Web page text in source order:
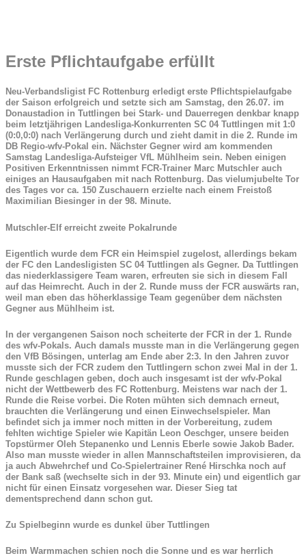
Erste Pflichtaufgabe erfüllt
Neu-Verbandsligist FC Rottenburg erledigt erste Pflichtspielaufgabe
der Saison erfolgreich und setzte sich am Samstag, den 26.07. im
Donaustadion in Tuttlingen bei Stark- und Dauerregen denkbar knapp
beim letztjährigen Landesliga-Konkurrenten SC 04 Tuttlingen mit 1:0
(0:0,0:0) nach Verlängerung durch und zieht damit in die 2. Runde im
DB Regio-wfv-Pokal ein. Nächster Gegner wird am kommenden
Samstag Landesliga-Aufsteiger VfL Mühlheim sein. Neben einigen
Positiven Erkenntnissen nimmt FCR-Trainer Marc Mutschler auch
einiges an Hausaufgaben mit nach Rottenburg. Das vielumjubelte Tor
des Tages vor ca. 150 Zuschauern erzielte nach einem Freistoß
Maximilian Biesinger in der 98. Minute.
Mutschler-Elf erreicht zweite Pokalrunde
Eigentlich wurde dem FCR ein Heimspiel zugelost, allerdings bekam
der FC den Landesligisten SC 04 Tuttlingen als Gegner. Da Tuttlingen
das niederklassigere Team waren, erfreuten sie sich in diesem Fall
auf das Heimrecht. Auch in der 2. Runde muss der FCR auswärts ran,
weil man eben das höherklassige Team gegenüber dem nächsten
Gegner aus Mühlheim ist.
In der vergangenen Saison noch scheiterte der FCR in der 1. Runde
des wfv-Pokals. Auch damals musste man in die Verlängerung gegen
den VfB Bösingen, unterlag am Ende aber 2:3. In den Jahren zuvor
musste sich der FCR zudem den Tuttlingern schon zwei Mal in der 1.
Runde geschlagen geben, doch auch insgesamt ist der wfv-Pokal
nicht der Wettbewerb des FC Rottenburg. Meistens war nach der 1.
Runde die Reise vorbei. Die Roten mühten sich demnach erneut,
brauchten die Verlängerung und einen Einwechselspieler. Man
befindet sich ja immer noch mitten in der Vorbereitung, zudem
fehlten wichtige Spieler wie Kapitän Leon Oeschger, unsere beiden
Topstürmer Oleh Stepanenko und Lennis Eberle sowie Jakob Bader.
Also man musste wieder in allen Mannschaftsteilen improvisieren, da
ja auch Abwehrchef und Co-Spielertrainer René Hirschka noch auf
der Bank saß (wechselte sich in der 93. Minute ein) und eigentlich gar
nicht für einen Einsatz vorgesehen war. Dieser Sieg tat
dementsprechend dann schon gut.
Zu Spielbeginn wurde es dunkel über Tuttlingen
Beim Warmmachen schien noch die Sonne und es war herrlich